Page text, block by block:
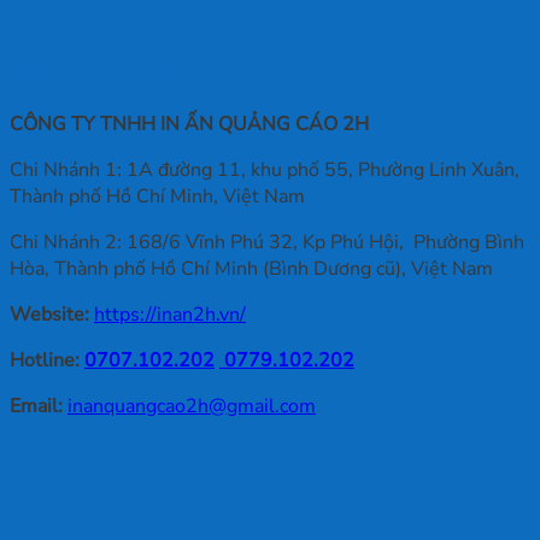
CÔNG TY TNHH IN ẤN QUẢNG CÁO 2H
Chi Nhánh 1: 1A đường 11, khu phố 55, Phường Linh Xuân,
Thành phố Hồ Chí Minh, Việt Nam
Chi Nhánh 2: 168/6 Vĩnh Phú 32, Kp Phú Hội, Phường Bình
Hòa, Thành phố Hồ Chí Minh (Bình Dương cũ), Việt Nam
Website: https://inan2h.vn/
Hotline: 0707.102.202 0779.102.202
Email: inanquangcao2h@gmail.com